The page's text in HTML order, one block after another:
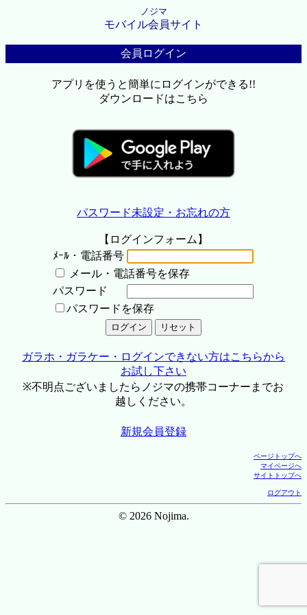
ノジマ
モバイル会員サイト
会員ログイン
アプリを使うと簡単にログインができる!!
ダウンロードはこちら
パスワード未設定・お忘れの方
【ログインフォーム】
ﾒｰﾙ・電話番号
メール・電話番号を保存
パスワード
パスワードを保存
ガラホ・ガラケー・ログインできない方はこちらから
お試し下さい
※不明点ございましたらノジマの携帯コーナーまでお
越しください。
新規会員登録
ページトップへ
マイページへ
サイトトップへ
ログアウト
© 2026 Nojima.